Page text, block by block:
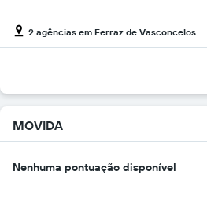
tem
1
o
mais
barato
do
aluguel
2 agências em Ferraz de Vasconcelos
MOVIDA
Nenhuma pontuação disponível